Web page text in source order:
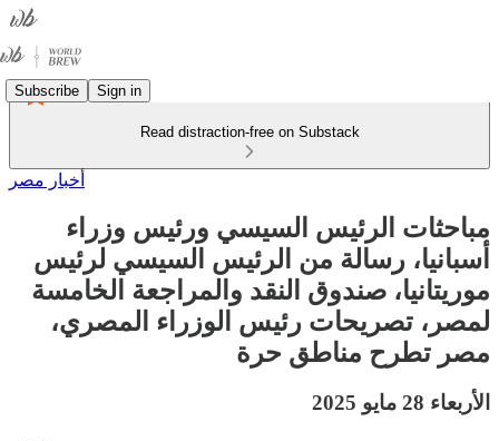
Subscribe Sign in
Read distraction-free on Substack
أخبار مصر
مباحثات الرئيس السيسي ورئيس وزراء
أسبانيا، رسالة من الرئيس السيسي لرئيس
موريتانيا، صندوق النقد والمراجعة الخامسة
لمصر، تصريحات رئيس الوزراء المصري،
مصر تطرح مناطق حرة
الأربعاء 28 مايو 2025